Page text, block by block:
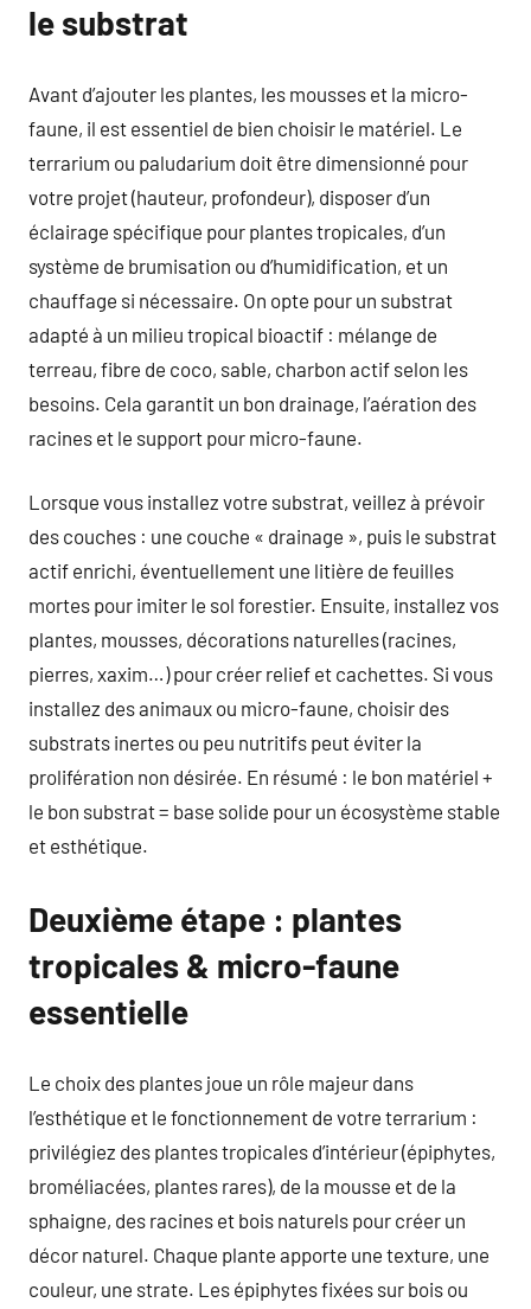
le substrat
Avant d’ajouter les plantes, les mousses et la micro-
faune, il est essentiel de bien choisir le matériel. Le
terrarium ou paludarium doit être dimensionné pour
votre projet (hauteur, profondeur), disposer d’un
éclairage spécifique pour plantes tropicales, d’un
système de brumisation ou d’humidification, et un
chauffage si nécessaire. On opte pour un substrat
adapté à un milieu tropical bioactif : mélange de
terreau, fibre de coco, sable, charbon actif selon les
besoins. Cela garantit un bon drainage, l’aération des
racines et le support pour micro-faune.
Lorsque vous installez votre substrat, veillez à prévoir
des couches : une couche « drainage », puis le substrat
actif enrichi, éventuellement une litière de feuilles
mortes pour imiter le sol forestier. Ensuite, installez vos
plantes, mousses, décorations naturelles (racines,
pierres, xaxim…) pour créer relief et cachettes. Si vous
installez des animaux ou micro-faune, choisir des
substrats inertes ou peu nutritifs peut éviter la
prolifération non désirée. En résumé : le bon matériel +
le bon substrat = base solide pour un écosystème stable
et esthétique.
Deuxième étape : plantes
tropicales & micro-faune
essentielle
Le choix des plantes joue un rôle majeur dans
l’esthétique et le fonctionnement de votre terrarium :
privilégiez des plantes tropicales d’intérieur (épiphytes,
broméliacées, plantes rares), de la mousse et de la
sphaigne, des racines et bois naturels pour créer un
décor naturel. Chaque plante apporte une texture, une
couleur, une strate. Les épiphytes fixées sur bois ou